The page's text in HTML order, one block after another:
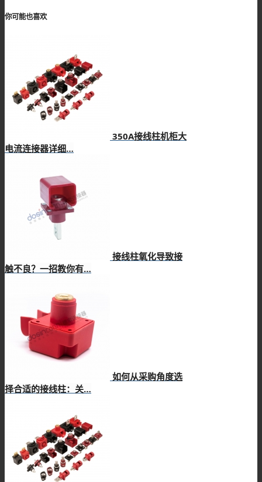
你可能也喜欢
350A接线柱机柜大
电流连接器详细…
接线柱氧化导致接
触不良？一招教你有…
如何从采购角度选
择合适的接线柱：关…